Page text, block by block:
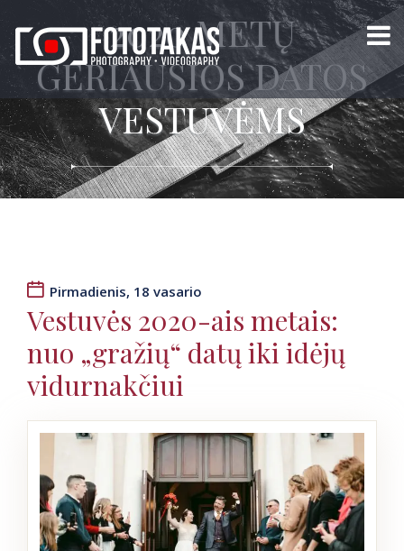
2020 METŲ
GERIAUSIOS DATOS
VESTUVĖMS
Pirmadienis, 18 vasario
Vestuvės 2020-ais metais:
nuo „gražių“ datų iki idėjų
vidurnakčiui